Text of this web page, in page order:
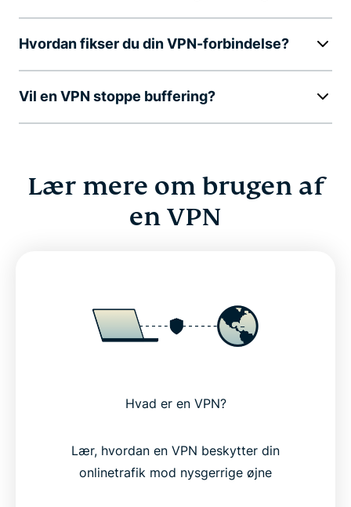
Hvordan fikser du din VPN-forbindelse?
Vil en VPN stoppe buffering?
Lær mere om brugen af
en VPN
Hvad er en VPN?
Lær, hvordan en VPN beskytter din
onlinetrafik mod nysgerrige øjne